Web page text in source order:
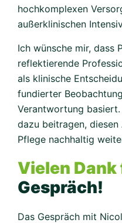
hochkomplexen
außerklinischen
Ich wünsche mir, dass
reflektierende
als klinische
fundierter
Verantwortung
dazu beitragen,
Pflege nachhaltig
Vielen Dank
Gespräch!
Das Gespräch mit